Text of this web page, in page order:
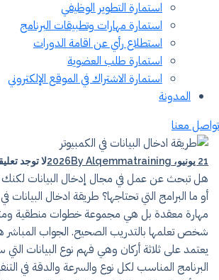
استمارة التطوير الوظيفي
استمارة مهارات وتطبيقات البرنامج
استطلاع رأي عن اقامة الدورات
استمارة طلب العضوية
استمارة الاشتراك في الموقع الإلكتروني
المدونة
معنا
21 يونيو، 2026 By Alqemmatraining لا توجد
هل تبحث عن عمل في مجال إدخال البيانات لكنك
أو ما البرامج التي تحتاجها؟ طريقة ادخال البيانات
مهارة معقدة بل هي مجموعة خطوات منطقية
شخص تعلمها بالتدريب الصحيح. الجواب المباشر
يعتمد على ثلاثة أركان وهي فهم نوع البيانات التي
البرنامج المناسب لكل نوع والسرعة والدقة في